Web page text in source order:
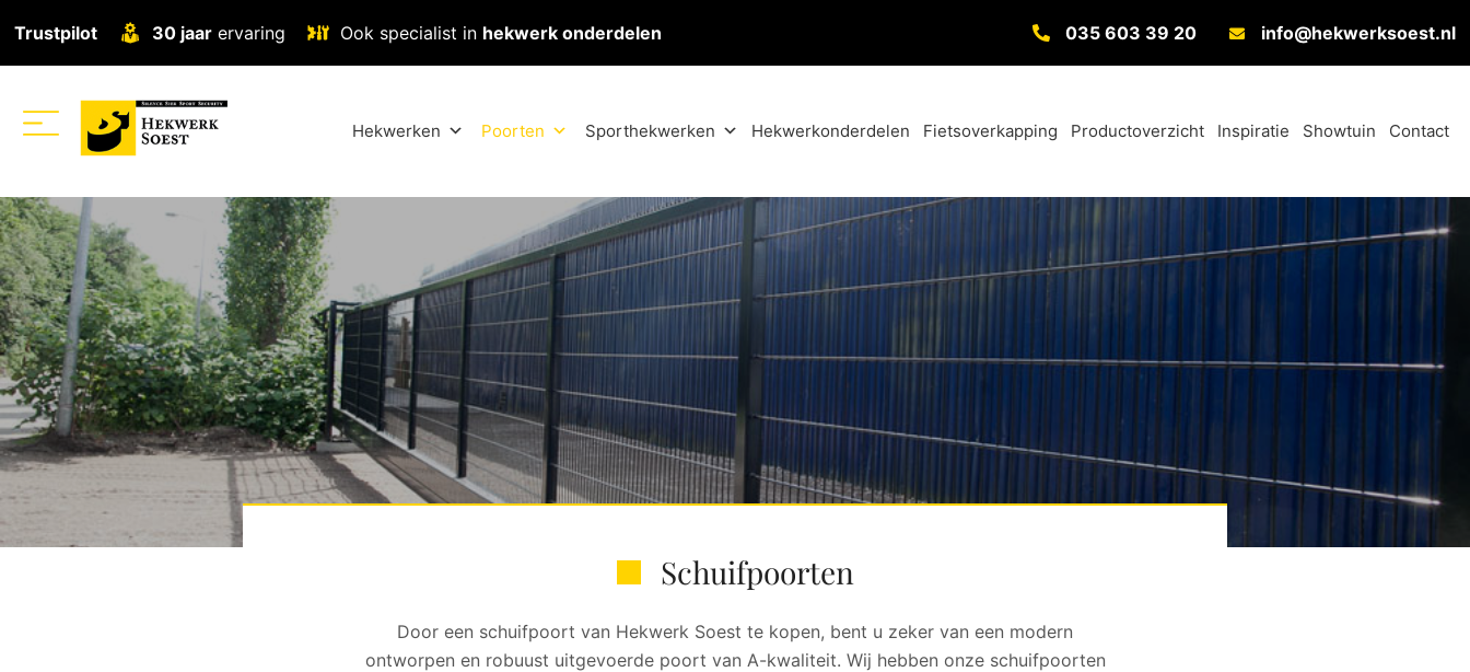
Trustpilot 30 jaar ervaring Ook specialist in hekwerk onderdelen 035 603 39 20 info@hekwerksoest.nl
Hekwerken Poorten Sporthekwerken Hekwerkonderdelen Fietsoverkapping Productoverzicht Inspiratie Showtuin Contact
Schuifpoorten
Door een schuifpoort van Hekwerk Soest te kopen, bent u zeker van een modern
ontworpen en robuust uitgevoerde poort van A-kwaliteit. Wij hebben onze schuifpoorten